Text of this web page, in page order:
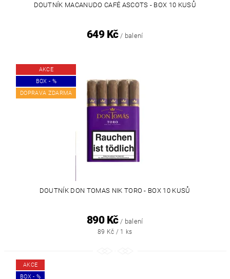
DOUTNÍK MACANUDO CAFÉ ASCOTS - BOX 10 KUSŮ
649 Kč / balení
AKCE
BOX - %
DOPRAVA ZDARMA
DOUTNÍK DON TOMAS NIK TORO - BOX 10 KUSŮ
890 Kč / balení
89 Kč / 1 ks
AKCE
BOX - %